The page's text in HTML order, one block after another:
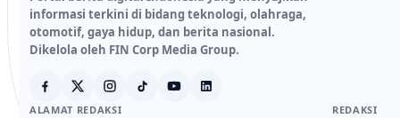
informasi terkini di bidang teknologi, olahraga,
otomotif, gaya hidup, dan berita nasional.
Dikelola oleh FIN Corp Media Group.
ALAMAT REDAKSI REDAKSI